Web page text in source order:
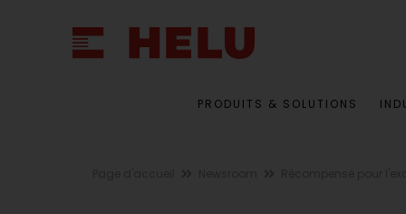
PRODUITS & SOLUTIONS